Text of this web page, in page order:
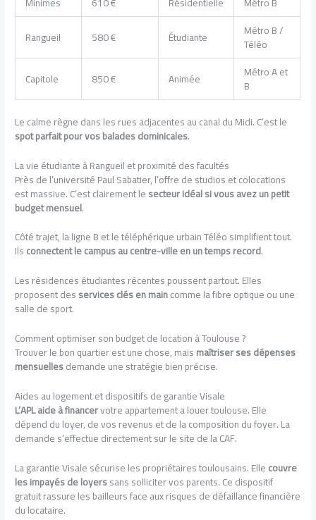
Rangueil
580 € Étudiante Métro B /
Téléo
Capitole
850 € Animée Métro A et
B
Le calme règne dans les rues adjacentes au canal du Midi. C’est le
spot parfait pour vos balades dominicales.
La vie étudiante à Rangueil et proximité des facultés
Près de l’université Paul Sabatier, l’offre de studios et colocations
est massive. C’est clairement lesecteur idéal si vous avez un petit
budget mensuel.
Côté trajet, la ligne B et le téléphérique urbain Téléo simplifient tout.
Ilsconnectent le campus au centre-ville en un temps record.
Les résidences étudiantes récentes poussent partout. Elles
proposent desservices clés en maincomme la fibre optique ou une
salle de sport.
Comment optimiser son budget de location à Toulouse ?
Trouver le bon quartier est une chose, maismaîtriser ses dépenses
mensuellesdemande une stratégie bien précise.
Aides au logement et dispositifs de garantie Visale
L’APL aide à financervotre appartement a louer toulouse. Elle
dépend du loyer, de vos revenus et de la composition du foyer. La
demande s’effectue directement sur le site de la CAF.
La garantie Visale sécurise les propriétaires toulousains. Ellecouvre
les impayés de loyerssans solliciter vos parents. Ce dispositif
gratuit rassure les bailleurs face aux risques de défaillance financière
du locataire.